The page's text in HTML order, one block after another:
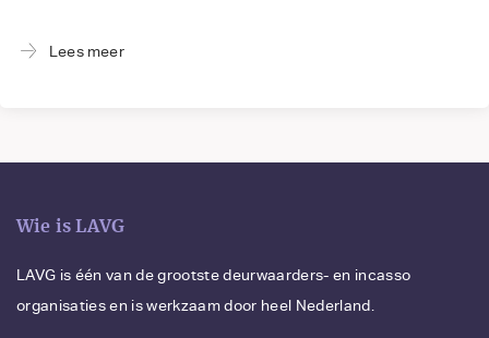
Lees meer
Wie is LAVG
LAVG is één van de grootste deurwaarders- en incasso
organisaties en is werkzaam door heel Nederland.